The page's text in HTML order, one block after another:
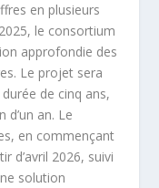
en plusieurs
le consortium
approfondie des
Le projet sera
de cinq ans,
d’un an. Le
en commençant
d’avril 2026, suivi
solution